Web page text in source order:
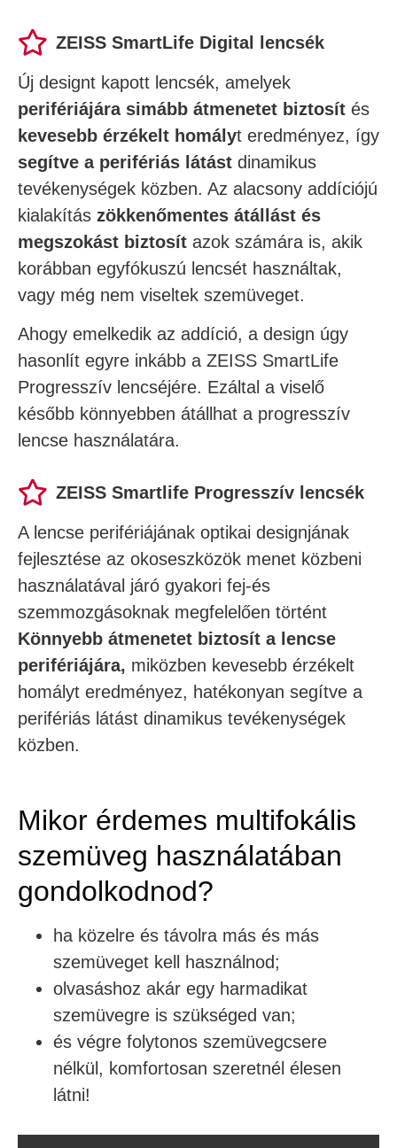
ZEISS SmartLife Digital lencsék
Új designt kapott lencsék, amelyek
perifériájára simább átmenetet biztosít és
kevesebb érzékelt homályt eredményez, így
segítve a perifériás látást dinamikus
tevékenységek közben. Az alacsony addíciójú
kialakítás zökkenőmentes átállást és
megszokást biztosít azok számára is, akik
korábban egyfókuszú lencsét használtak,
vagy még nem viseltek szemüveget.
Ahogy emelkedik az addíció, a design úgy
hasonlít egyre inkább a ZEISS SmartLife
Progresszív lencséjére. Ezáltal a viselő
később könnyebben átállhat a progresszív
lencse használatára.
ZEISS Smartlife Progresszív lencsék
A lencse perifériájának optikai designjának
fejlesztése az okoseszközök menet közbeni
használatával járó gyakori fej-és
szemmozgásoknak megfelelően történt
Könnyebb átmenetet biztosít a lencse
perifériájára, miközben kevesebb érzékelt
homályt eredményez, hatékonyan segítve a
perifériás látást dinamikus tevékenységek
közben.
Mikor érdemes multifokális
szemüveg használatában
gondolkodnod?
ha közelre és távolra más és más
szemüveget kell használnod;
olvasáshoz akár egy harmadikat
szemüvegre is szükséged van;
és végre folytonos szemüvegcsere
nélkül, komfortosan szeretnél élesen
látni!